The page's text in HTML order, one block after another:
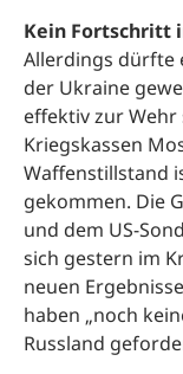
Kein Fortschritt
Allerdings dürfte
der Ukraine
effektiv zur
Kriegskassen
Waffenstillstand
gekommen. Die
und dem US-
sich gestern im
neuen
haben „noch
Russland